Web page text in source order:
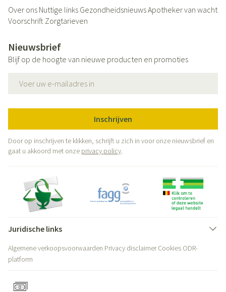
Over ons Nuttige links GezondheidsnieuwsApotheker van wacht
Voorschrift Zorgtarieven
Nieuwsbrief
Blijf op de hoogte van nieuwe producten en promoties
Inschrijven
Door op inschrijven te klikken, schrijft u zich in voor onze nieuwsbrief en
gaat u akkoord met onze privacy policy.
Juridische links
Algemene verkoopsvoorwaarden Privacy disclaimer Cookies ODR-
platform